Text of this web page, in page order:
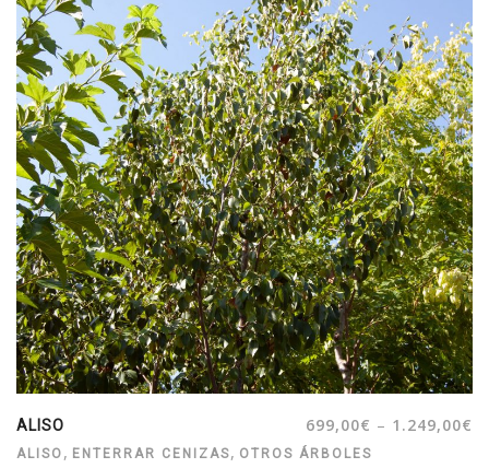
ALISO 699,00€ – 1.249,00€
ALISO , ENTERRAR CENIZAS, OTROS ÁRBOLES